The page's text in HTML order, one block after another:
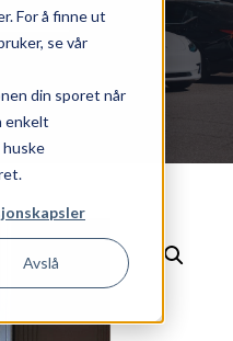
For å finne ut
se vår
din sporet når
enkelt
huske
Avslå